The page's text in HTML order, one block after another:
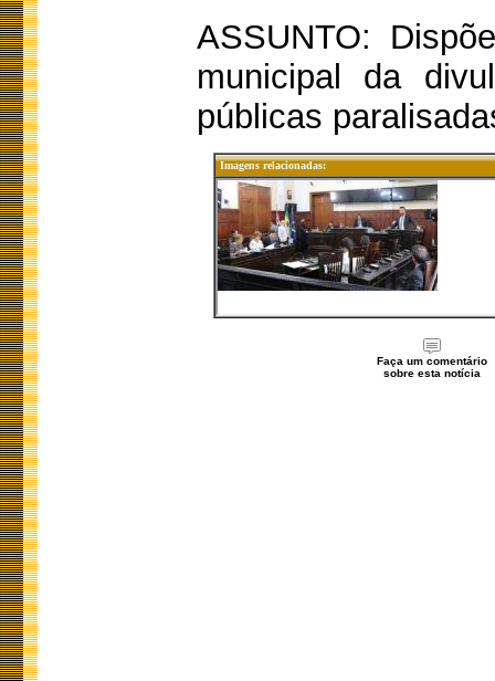
ASSUNTO:
municipal da
públicas
Imagens relacionadas:
Faça um comentário
sobre esta notícia